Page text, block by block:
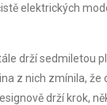
elektrických
drží sedmiletou
z nich zmínila,
drží krok,